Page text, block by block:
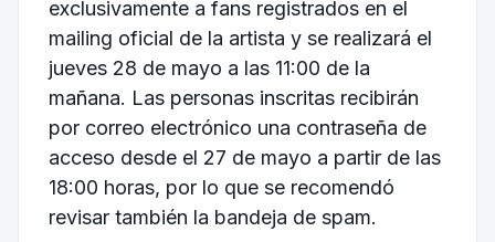
exclusivamente a fans registrados en el
mailing oficial de la artista y se realizará el
jueves 28 de mayo a las 11:00 de la
mañana. Las personas inscritas recibirán
por correo electrónico una contraseña de
acceso desde el 27 de mayo a partir de las
18:00 horas, por lo que se recomendó
revisar también la bandeja de spam.